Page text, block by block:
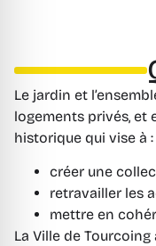
Le jardin et
logements privés, et
historique qui vise à :
créer une
retravailler les
mettre en
La Ville de